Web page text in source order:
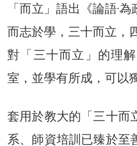
「而立」語出《論語·
而志於學，三十而立，
對「三十而立」的理
室，並學有所成，可以
套用於教大的「三十而
系、師資培訓已臻於至